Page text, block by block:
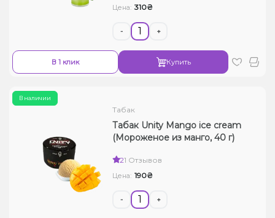
Цена: 310₴
- +
В 1 клик Купить
В наличии
Табак
Табак Unity Mango ice cream
(Мороженое из манго, 40 г)
21 Отзывов
Цена: 190₴
- +